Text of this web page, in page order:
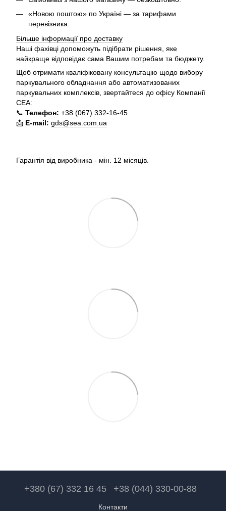
«Новою поштою» по Україні — за тарифами
перевізника.
Більше інформації про доставку
Наші фахівці допоможуть підібрати рішення, яке
найкраще відповідає сама Вашим потребам та бюджету.
Щоб отримати кваліфіковану консультацію щодо вибору
паркувального обладнання або автоматизованих
паркувальних комплексів, звертайтеся до офісу Компанії
СЕА:
📞 Телефон: +38 (067) 332-16-45
📩 E-mail: gds@sea.com.ua
Гарантія від виробника - мін. 12 місяців.
+380 (67) 332 16 45 +38 (044) 330-00-88
Контакти